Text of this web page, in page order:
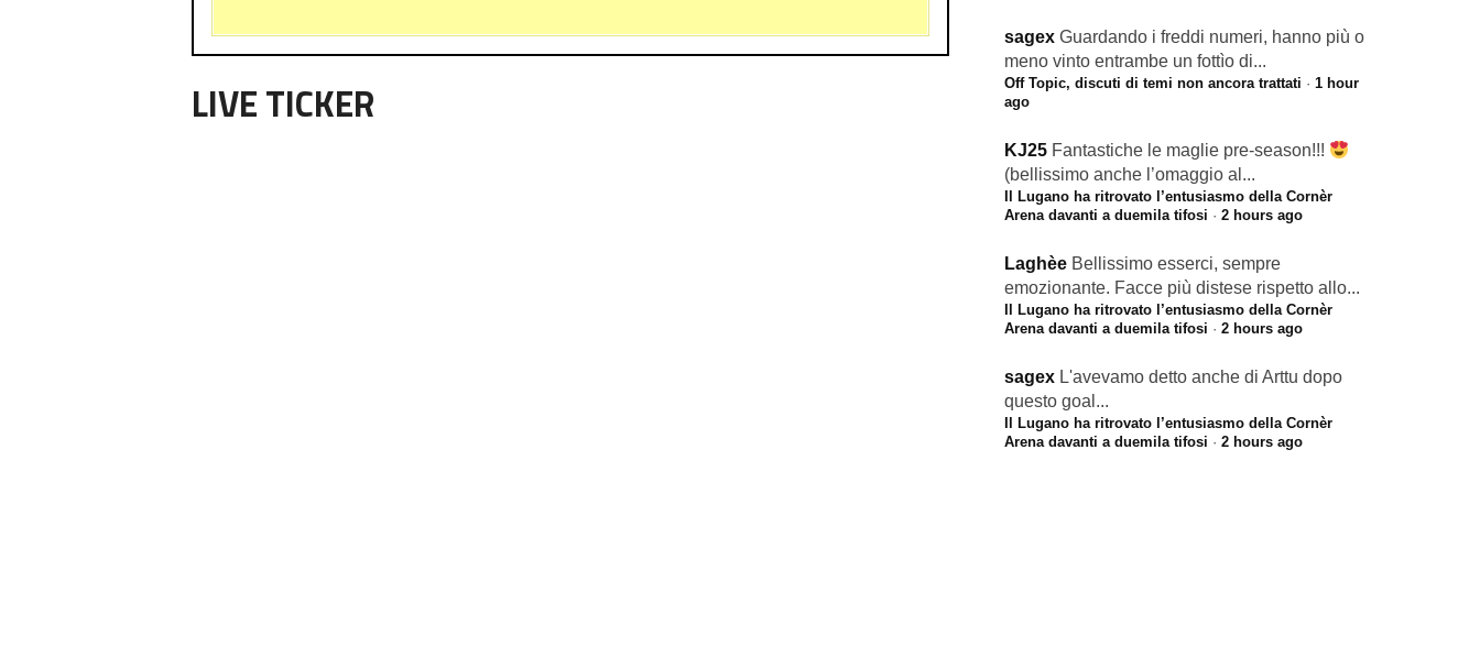
LIVE TICKER
sagex Guardando i freddi numeri, hanno più o
meno vinto entrambe un fottìo di...
Off Topic, discuti di temi non ancora trattati · 1 hour
ago
KJ25 Fantastiche le maglie pre-season!!!
(bellissimo anche l’omaggio al...
Il Lugano ha ritrovato l’entusiasmo della Cornèr
Arena davanti a duemila tifosi · 2 hours ago
Laghèe Bellissimo esserci, sempre
emozionante. Facce più distese rispetto allo...
Il Lugano ha ritrovato l’entusiasmo della Cornèr
Arena davanti a duemila tifosi · 2 hours ago
sagex L'avevamo detto anche di Arttu dopo
questo goal...
Il Lugano ha ritrovato l’entusiasmo della Cornèr
Arena davanti a duemila tifosi · 2 hours ago